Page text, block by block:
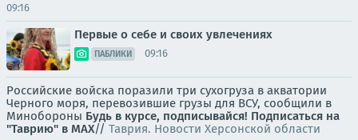
09:16
Первые о себе и своих увлечениях
ПАБЛИКИ 09:16
Российские войска поразили три сухогруза в акватории
Черного моря, перевозившие грузы для ВСУ, сообщили в
Минобороны Будь в курсе, подписывайся! Подписаться на
"Таврию" в MAX// Таврия. Новости Херсонской области